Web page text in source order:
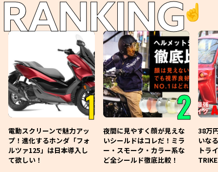
RANKING☝️
1
電動スクリーンで魅力アッ
プ！進化するホンダ「フォ
ルツァ125」は日本導入し
て欲しい！
2
夜間に見やすく顔が見えな
いシールドはコレだ！ミラ
ー・スモーク・カラー系な
ど全シールド徹底比較！
38万
いな
トラ